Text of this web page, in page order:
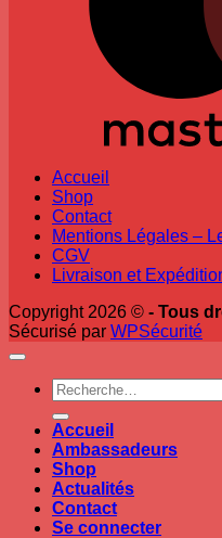
Accueil
Shop
Contact
Mentions Légales –
CGV
Livraison et
Copyright 2026 © - Tous
Sécurisé par WPSécurité
Recherche
pour :
Accueil
Ambassadeurs
Shop
Actualités
Contact
Se connecter